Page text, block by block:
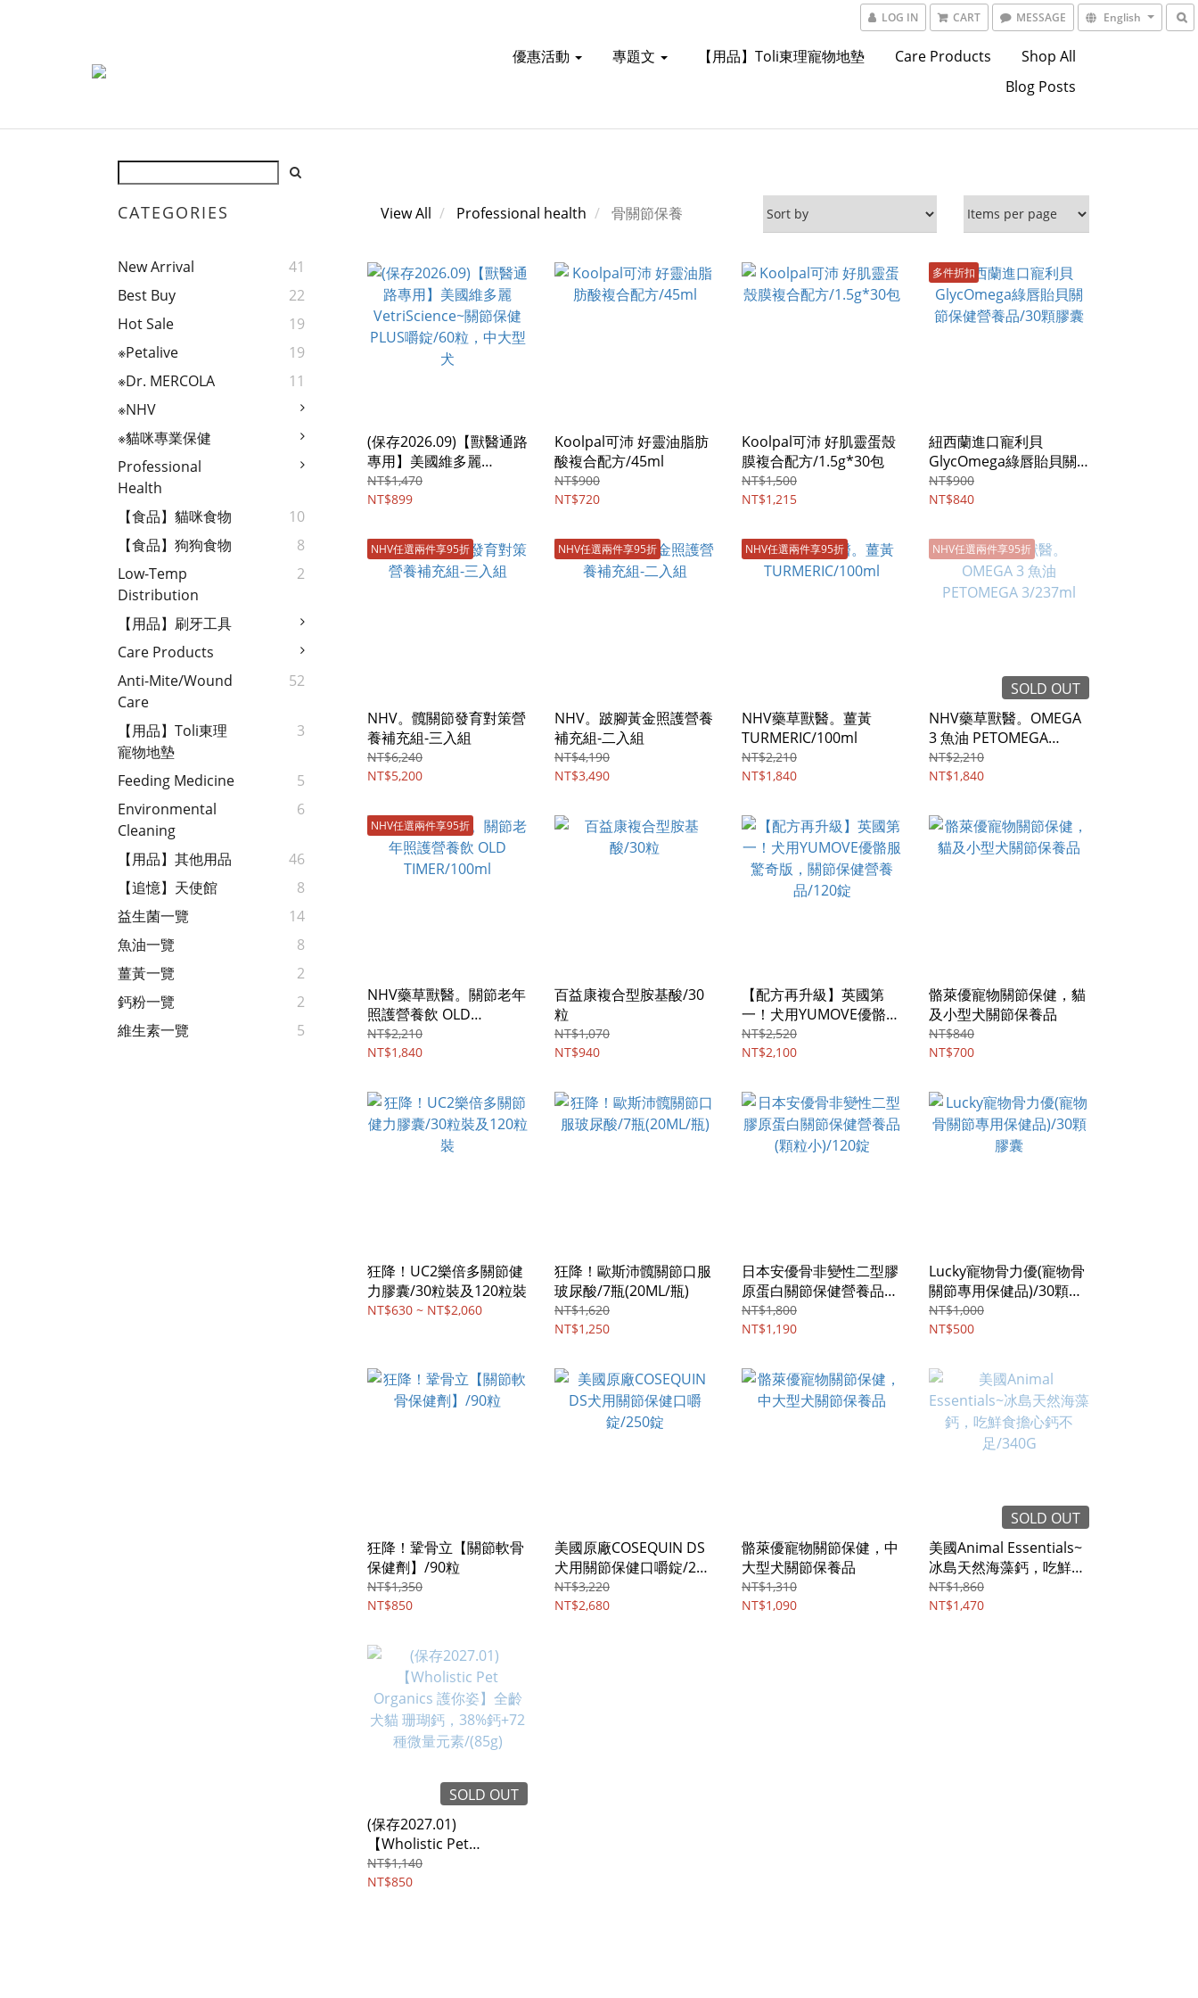
LOG IN CART MESSAGE English
優惠活動 專題文 【用品】Toli東理寵物地墊 Care Products
Shop All
Blog Posts
CATEGORIES
New Arrival
41
Best Buy
22
Hot Sale
19
※Petalive
19
※Dr. MERCOLA
11
※NHV
※貓咪專業保健
Professional
Health
【食品】貓咪食物
10
【食品】狗狗食物
8
Low-Temp
Distribution
2
【用品】刷牙工具
Care Products
Anti-Mite/wound
Care
52
【用品】Toli東理
寵物地墊
3
Feeding Medicine
5
Environmental
Cleaning
6
【用品】其他用品
46
【追憶】天使館
8
益生菌一覽
14
魚油一覽
8
薑黃一覽
2
鈣粉一覽
2
維生素一覽
5
View All Professional health 骨關節保養
(保存2026.09)【獸醫通路
專用】美國維多麗
VetriScience~關節保健
PLUS嚼錠/60粒，中大型
NT$1,470
NT$899
Koolpal可沛 好靈油脂肪
酸複合配方/45ml
NT$900
NT$720
Koolpal可沛 好肌靈蛋殼
膜複合配方/1.5g*30包
NT$1,500
NT$1,215
多件折扣
紐西蘭進口寵利貝
GlycOmega綠唇貽貝關
節保健營養品/30顆膠囊
NT$900
NT$840
NHV任選兩件享95折
NHV。髖關節發育對策營
養補充組-三入組
NT$6,240
NT$5,200
NHV任選兩件享95折
NHV。跛腳黃金照護營養
補充組-二入組
NT$4,190
NT$3,490
NHV任選兩件享95折
NHV藥草獸醫。薑黃
TURMERIC/100ml
NT$2,210
NT$1,840
NHV任選兩件享95折
SOLD OUT
NHV藥草獸醫。OMEGA
3 魚油 PETOMEGA
3/237ml
NT$2,210
NT$1,840
NHV任選兩件享95折
NHV藥草獸醫。關節老年
照護營養飲 OLD
TIMER/100ml
NT$2,210
NT$1,840
百益康複合型胺基酸/30
粒
NT$1,070
NT$940
【配方再升級】英國第
一！犬用YUMOVE優骼服
驚奇版，關節保健營養
品/120錠
NT$2,520
NT$2,100
骼萊優寵物關節保健，貓
及小型犬關節保養品
NT$840
NT$700
狂降！UC2樂倍多關節健
力膠囊/30粒裝及120粒裝
NT$630 ~ NT$2,060
狂降！歐斯沛髖關節口服
玻尿酸/7瓶(20ML/瓶)
NT$1,620
NT$1,250
日本安優骨非變性二型膠
原蛋白關節保健營養品
(顆粒小)/120錠
NT$1,800
NT$1,190
Lucky寵物骨力優(寵物骨
關節專用保健品)/30顆膠
囊
NT$1,000
NT$500
狂降！鞏骨立【關節軟骨
保健劑】/90粒
NT$1,350
NT$850
美國原廠COSEQUIN DS
犬用關節保健口嚼錠/250
錠
NT$3,220
NT$2,680
骼萊優寵物關節保健，中
大型犬關節保養品
NT$1,310
NT$1,090
SOLD OUT
美國Animal Essentials~
冰島天然海藻鈣，吃鮮食
擔心鈣不足/340G
NT$1,860
NT$1,470
SOLD OUT
(保存2027.01)
【Wholistic Pet
Organics 護你姿】全齡
犬貓 珊瑚鈣，38%鈣+72
NT$1,140
NT$850